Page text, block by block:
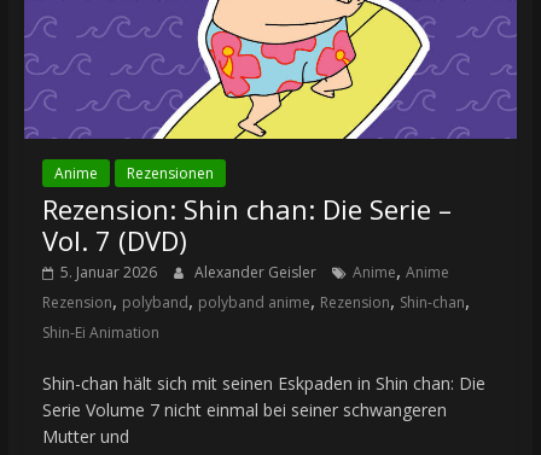
Anime Rezensionen
Rezension: Shin chan: Die Serie –
Vol. 7 (DVD)
5. Januar 2026 Alexander Geisler Anime, Anime
Rezension, polyband, polyband anime, Rezension, Shin-chan,
Shin-Ei Animation
Shin-chan hält sich mit seinen Eskpaden in Shin chan: Die
Serie Volume 7 nicht einmal bei seiner schwangeren
Mutter und